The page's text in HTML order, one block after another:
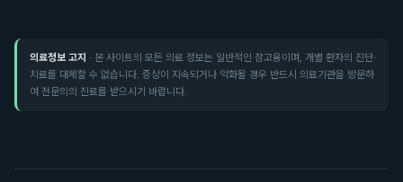
의료정보 고지 · 본 사이트의 모든 의료 정보는 일반적인 참고용이며, 개별 환자의 진단·
치료를 대체할 수 없습니다. 증상이 지속되거나 악화될 경우 반드시 의료기관을 방문하
여 전문의의 진료를 받으시기 바랍니다.